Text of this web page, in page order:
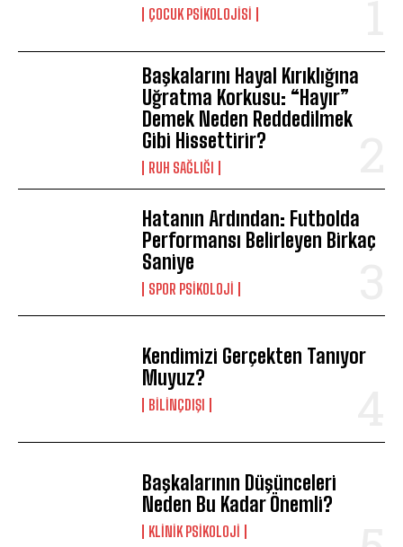
ABONE OL
Gizlilik politikasınıokudum, onaylıyorum.
ÇOCUK PSIKOLOJISI
Başkalarını Hayal Kırıklığına
Uğratma Korkusu: “Hayır”
Demek Neden Reddedilmek
Gibi Hissettirir?
⁠RUH SAĞLIĞI
Hatanın Ardından: Futbolda
Performansı Belirleyen Birkaç
Saniye
SPOR PSIKOLOJI
Kendimizi Gerçekten Tanıyor
Muyuz?
BILINÇDIŞI
Başkalarının Düşünceleri
Neden Bu Kadar Önemli?
KLINIK PSIKOLOJI